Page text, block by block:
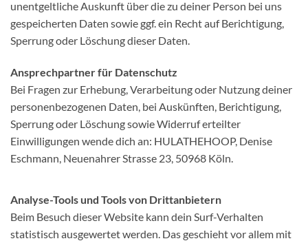
unentgeltliche Auskunft über die zu deiner Person bei uns
gespeicherten Daten sowie ggf. ein Recht auf Berichtigung,
Sperrung oder Löschung dieser Daten.
Ansprechpartner für Datenschutz
Bei Fragen zur Erhebung, Verarbeitung oder Nutzung deiner
personenbezogenen Daten, bei Auskünften, Berichtigung,
Sperrung oder Löschung sowie Widerruf erteilter
Einwilligungen wende dich an: HULATHEHOOP, Denise
Eschmann, Neuenahrer Strasse 23, 50968 Köln.
Analyse-Tools und Tools von Drittanbietern
Beim Besuch dieser Website kann dein Surf-Verhalten
statistisch ausgewertet werden. Das geschieht vor allem mit